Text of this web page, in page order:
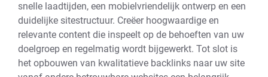
snelle laadtijden, een mobielvriendelijk ontwerp en een
duidelijke sitestructuur. Creëer hoogwaardige en
relevante content die inspeelt op de behoeften van uw
doelgroep en regelmatig wordt bijgewerkt. Tot slot is
het opbouwen van kwalitatieve backlinks naar uw site